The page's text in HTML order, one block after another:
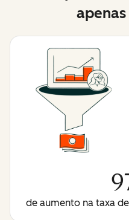
apenas
de aumento na taxa